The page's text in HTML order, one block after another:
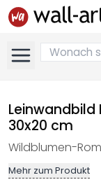
30x20 cm
Wildblumen-
Mehr zum Produkt